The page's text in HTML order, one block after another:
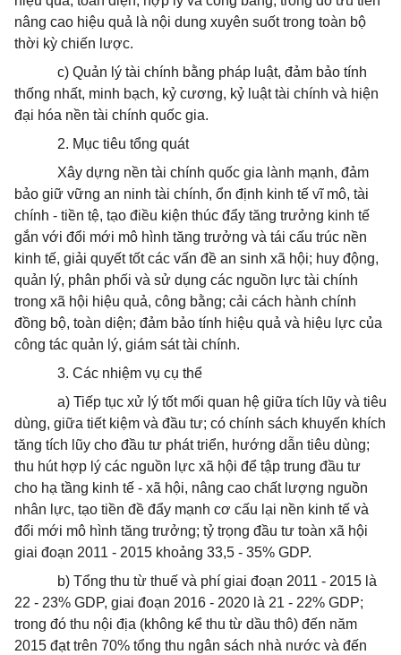
nâng cao hiệu quả là nội dung xuyên suốt trong toàn bộ
thời kỳ chiến lược.
c) Quản lý tài chính bằng pháp luật, đảm bảo tính
thống nhất, minh bạch, kỷ cương, kỷ luật tài chính và hiện
đại hóa nền tài chính quốc gia.
2. Mục tiêu tổng quát
Xây dựng nền tài chính quốc gia lành mạnh, đảm
bảo giữ vững an ninh tài chính, ổn định kinh tế vĩ mô, tài
chính - tiền tệ, tạo điều kiện thúc đẩy tăng trưởng kinh tế
gắn với đổi mới mô hình tăng trưởng và tái cấu trúc nền
kinh tế, giải quyết tốt các vấn đề an sinh xã hội; huy động,
quản lý, phân phối và sử dụng các nguồn lực tài chính
trong xã hội hiệu quả, công bằng; cải cách hành chính
đồng bộ, toàn diện; đảm bảo tính hiệu quả và hiệu lực của
công tác quản lý, giám sát tài chính.
3. Các nhiệm vụ cụ thể
a) Tiếp tục xử lý tốt mối quan hệ giữa tích lũy và tiêu
dùng, giữa tiết kiệm và đầu tư; có chính sách khuyến khích
tăng tích lũy cho đầu tư phát triển, hướng dẫn tiêu dùng;
thu hút hợp lý các nguồn lực xã hội để tập trung đầu tư
cho hạ tầng kinh tế - xã hội, nâng cao chất lượng nguồn
nhân lực, tạo tiền đề đẩy mạnh cơ cấu lại nền kinh tế và
đổi mới mô hình tăng trưởng; tỷ trọng đầu tư toàn xã hội
giai đoạn 2011 - 2015 khoảng 33,5 - 35% GDP.
b) Tổng thu từ thuế và phí giai đoạn 2011 - 2015 là
22 - 23% GDP, giai đoạn 2016 - 2020 là 21 - 22% GDP;
trong đó thu nội địa (không kể thu từ dầu thô) đến năm
2015 đạt trên 70% tổng thu ngân sách nhà nước và đến